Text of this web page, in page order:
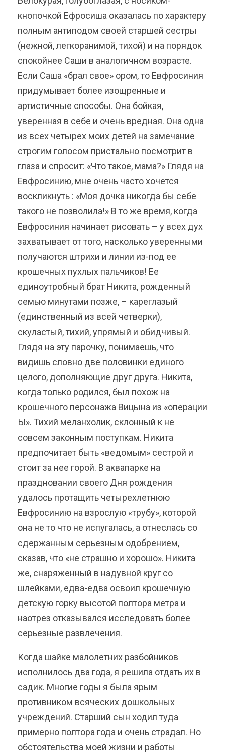
кнопочкой Ефросиша оказалась по характеру
полным антиподом своей старшей сестры
(нежной, легкоранимой, тихой) и на порядок
спокойнее Саши в аналогичном возрасте.
Если Саша «брал свое» ором, то Евфросиния
придумывает более изощренные и
артистичные способы. Она бойкая,
уверенная в себе и очень вредная. Она одна
из всех четырех моих детей на замечание
строгим голосом пристально посмотрит в
глаза и спросит: «Что такое, мама?» Глядя на
Евфросинию, мне очень часто хочется
воскликнуть : «Моя дочка никогда бы себе
такого не позволила!» В то же время, когда
Евфросиния начинает рисовать – у всех дух
захватывает от того, насколько уверенными
получаются штрихи и линии из-под ее
крошечных пухлых пальчиков! Ее
единоутробный брат Никита, рожденный
семью минутами позже, – кареглазый
(единственный из всей четверки),
скуластый, тихий, упрямый и обидчивый.
Глядя на эту парочку, понимаешь, что
видишь словно две половинки единого
целого, дополняющие друг друга. Никита,
когда только родился, был похож на
крошечного персонажа Вицына из «операции
Ы». Тихий меланхолик, склонный к не
совсем законным поступкам. Никита
предпочитает быть «ведомым» сестрой и
стоит за нее горой. В аквапарке на
праздновании своего Дня рождения
удалось протащить четырехлетнюю
Евфросинию на взрослую «трубу», которой
она не то что не испугалась, а отнеслась со
сдержанным серьезным одобрением,
сказав, что «не страшно и хорошо». Никита
же, снаряженный в надувной круг со
шлейками, едва-едва освоил крошечную
детскую горку высотой полтора метра и
наотрез отказывался исследовать более
серьезные развлечения.
Когда шайке малолетних разбойников
исполнилось два года, я решила отдать их в
садик. Многие годы я была ярым
противником всяческих дошкольных
учреждений. Старший сын ходил туда
примерно полтора года и очень страдал. Но
обстоятельства моей жизни и работы